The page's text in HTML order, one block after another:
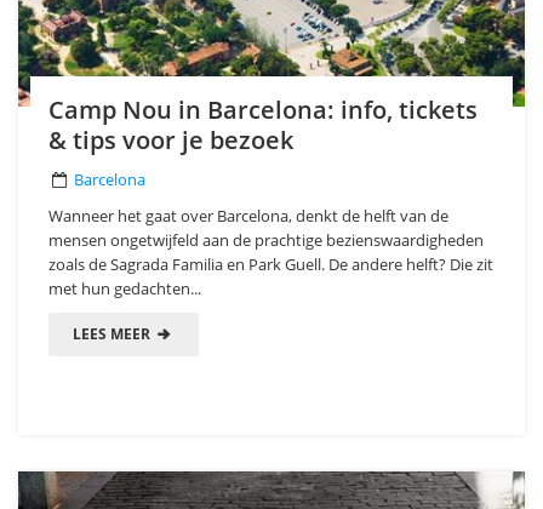
Camp Nou in Barcelona: info, tickets
& tips voor je bezoek
Barcelona
Wanneer het gaat over Barcelona, denkt de helft van de
mensen ongetwijfeld aan de prachtige bezienswaardigheden
zoals de Sagrada Familia en Park Guell. De andere helft? Die zit
met hun gedachten...
LEES MEER